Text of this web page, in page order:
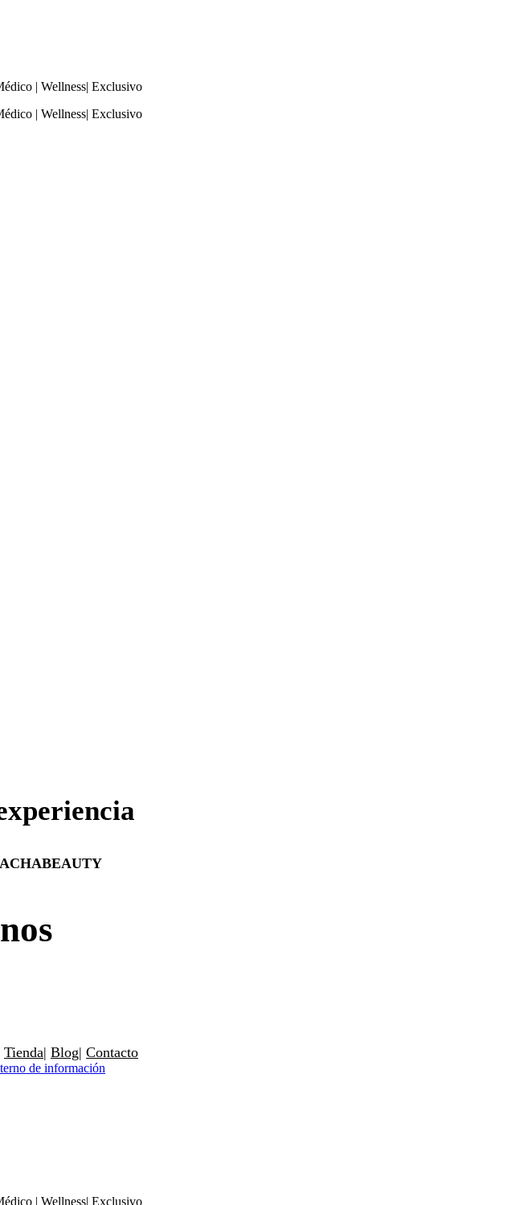
| Wellness| Exclusivo
| Wellness| Exclusivo
Tienda| Blog| Contacto
de información
| Wellness| Exclusivo